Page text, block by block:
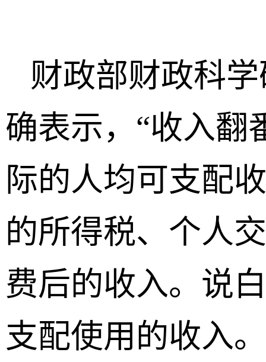
财政部财政科
确表示，“收入翻
际的人均可支配
的所得税、个人
费后的收入。说
支配使用的收入